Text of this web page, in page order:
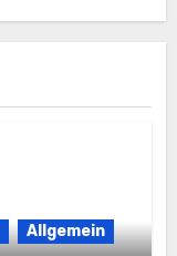
Allgemein